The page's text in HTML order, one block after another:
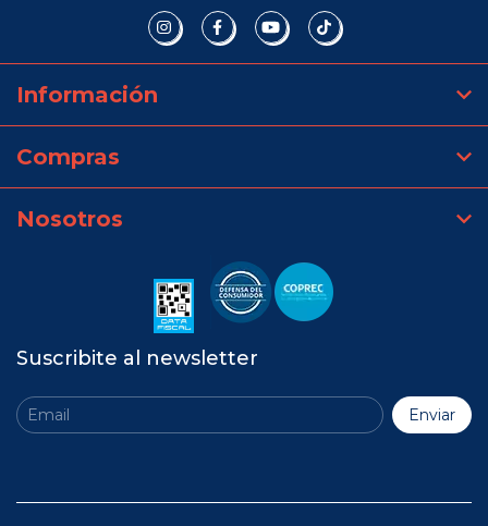
Información
Compras
Nosotros
Suscribite al newsletter